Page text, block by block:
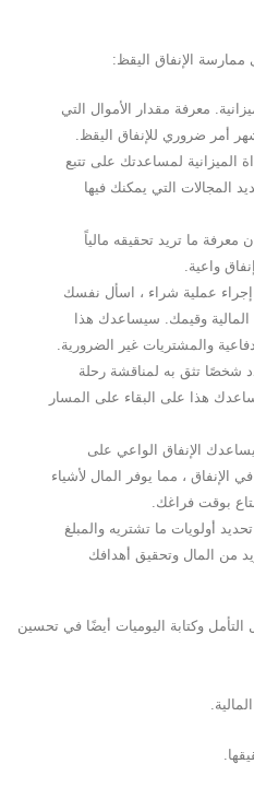
الإنفاق اليقظ:
معرفة مقدار الأموال التي
أمر ضروري للإنفاق اليقظ.
الميزانية لمساعدتك على تتبع
المجالات التي يمكنك فيها
معرفة ما تريد تحقيقه مالياً
واعية.
إجراء عملية شراء ، اسأل نفسك
المالية وقيمك. سيساعدك هذا
والمشتريات غير الضرورية.
شخصًا تثق به لمناقشة رحلة
هذا على البقاء على المسار
الإنفاق الواعي على
في الإنفاق ، مما يوفر المال لأشياء
بوقت فراغك.
أولويات ما تشتريه والمبلغ
من المال وتحقيق أهدافك
وكتابة اليوميات أيضًا في تحسين